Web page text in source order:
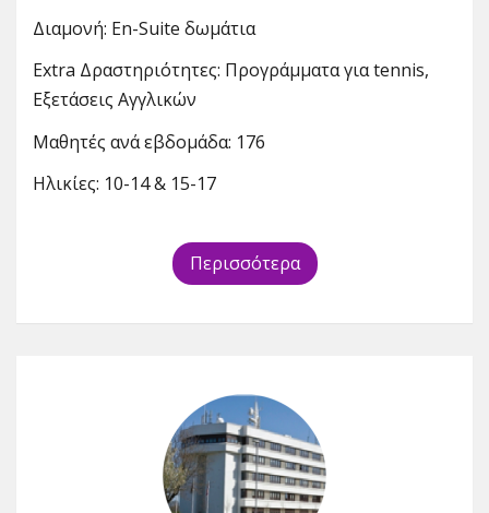
Διαμονή: En-Suite δωμάτια
Extra Δραστηριότητες: Προγράμματα για tennis,
Εξετάσεις Αγγλικών
Μαθητές ανά εβδομάδα: 176
Ηλικίες: 10-14 & 15-17
Περισσότερα